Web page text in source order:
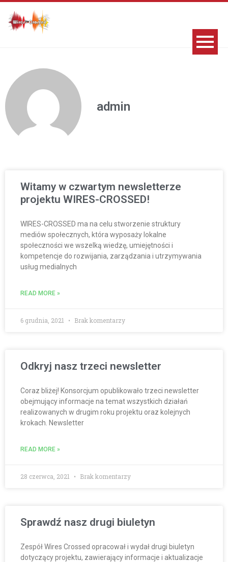
admin
Witamy w czwartym newsletterze
projektu WIRES-CROSSED!
WIRES-CROSSED ma na celu stworzenie struktury
mediów społecznych, która wyposaży lokalne
społeczności we wszelką wiedzę, umiejętności i
kompetencje do rozwijania, zarządzania i utrzymywania
usług medialnych
READ MORE »
6 grudnia, 2021 Brak komentarzy
Odkryj nasz trzeci newsletter
Coraz bliżej! Konsorcjum opublikowało trzeci newsletter
obejmujący informacje na temat wszystkich działań
realizowanych w drugim roku projektu oraz kolejnych
krokach. Newsletter
READ MORE »
28 czerwca, 2021 Brak komentarzy
Sprawdź nasz drugi biuletyn
Zespół Wires Crossed opracował i wydał drugi biuletyn
dotyczący projektu, zawierający informacje i aktualizacje